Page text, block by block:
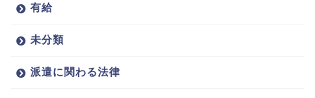
有給
未分類
派遣に関わる法律